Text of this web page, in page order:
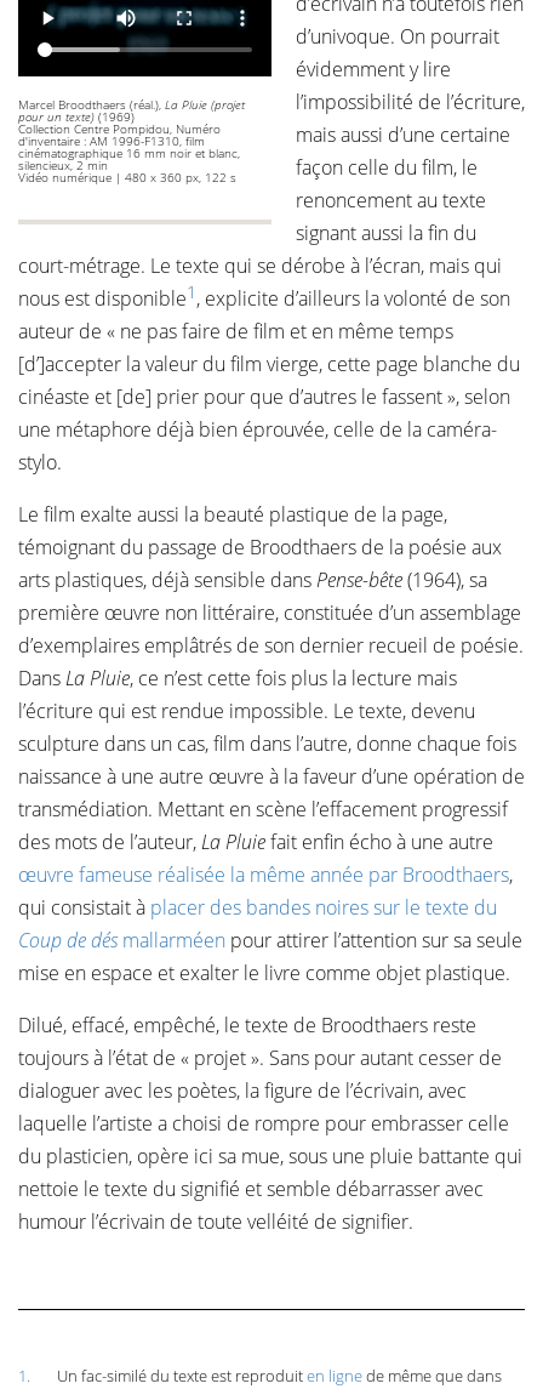
Marcel Broodthaers (réal.), La Pluie (projet
pour un texte) (1969)
Collection Centre Pompidou, Numéro
d'inventaire : AM 1996-F1310, film
cinématographique 16 mm noir et blanc,
silencieux, 2 min
Vidéo numérique | 480 x 360 px, 122 s
d’univoque. On pourrait
évidemment y lire
l’impossibilité de l’écriture,
mais aussi d’une certaine
façon celle du film, le
renoncement au texte
signant aussi la fin du
court-métrage. Le texte qui se dérobe à l’écran, mais qui
nous est disponible1 , explicite d’ailleurs la volonté de son
auteur de « ne pas faire de film et en même temps
[d’]accepter la valeur du film vierge, cette page blanche du
cinéaste et [de] prier pour que d’autres le fassent », selon
une métaphore déjà bien éprouvée, celle de la caméra-
stylo.
Le film exalte aussi la beauté plastique de la page,
témoignant du passage de Broodthaers de la poésie aux
arts plastiques, déjà sensible dansPense-bête(1964), sa
première œuvre non littéraire, constituée d’un assemblage
d’exemplaires emplâtrés de son dernier recueil de poésie.
DansLa Pluie, ce n’est cette fois plus la lecture mais
l’écriture qui est rendue impossible. Le texte, devenu
sculpture dans un cas, film dans l’autre, donne chaque fois
naissance à une autre œuvre à la faveur d’une opération de
transmédiation. Mettant en scène l’effacement progressif
des mots de l’auteur,La Pluiefait enfin écho à une autre
œuvre fameuse réalisée la même année par Broodthaers,
qui consistait à placer des bandes noires sur le texte du
Coup de désmallarméen pour attirer l’attention sur sa seule
mise en espace et exalter le livre comme objet plastique.
Dilué, effacé, empêché, le texte de Broodthaers reste
toujours à l’état de « projet ». Sans pour autant cesser de
dialoguer avec les poètes, la figure de l’écrivain, avec
laquelle l’artiste a choisi de rompre pour embrasser celle
du plasticien, opère ici sa mue, sous une pluie battante qui
nettoie le texte du signifié et semble débarrasser avec
humour l’écrivain de toute velléité de signifier.
1. Un fac-similé du texte est reproduiten lignede même que dans